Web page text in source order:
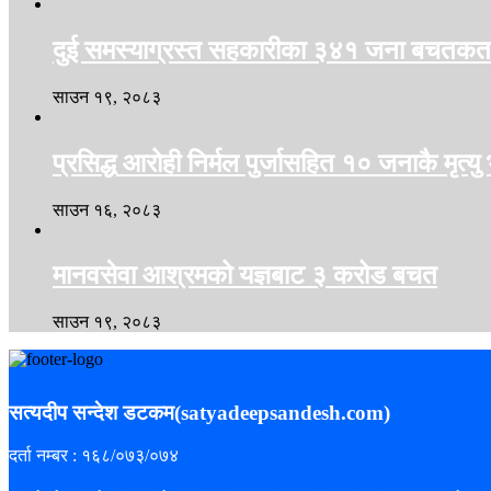
दुई समस्याग्रस्त सहकारीका ३४१ जना
साउन १९, २०८३
प्रसिद्ध आरोही निर्मल पुर्जासहित १० जनाकै मृत्यु
साउन १६, २०८३
मानवसेवा आश्रमको यज्ञबाट ३ करोड बचत
साउन १९, २०८३
सत्यदीप सन्देश डटकम(satyadeepsandesh.com)
दर्ता नम्बर : १६८/०७३/०७४